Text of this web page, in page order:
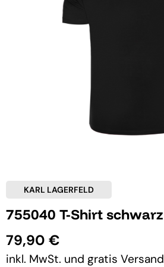
KARL LAGERFELD
755040 T-Shirt schwarz
79,90 €
inkl. MwSt. und gratis Versand